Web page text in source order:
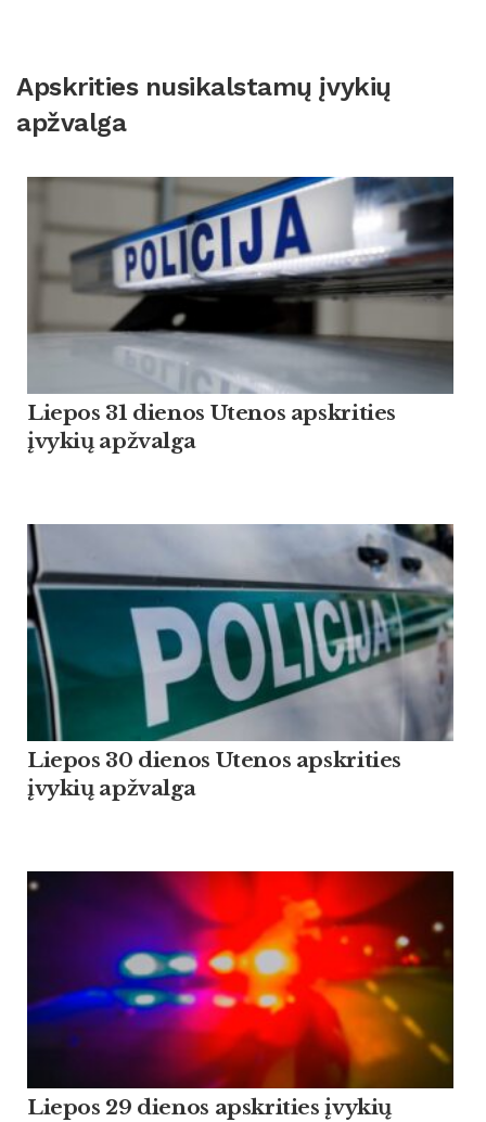
Apskrities nusikalstamų įvykių
apžvalga
Liepos 31 dienos Utenos apskrities
įvykių apžvalga
Liepos 30 dienos Utenos apskrities
įvykių apžvalga
Liepos 29 dienos apskrities įvykių